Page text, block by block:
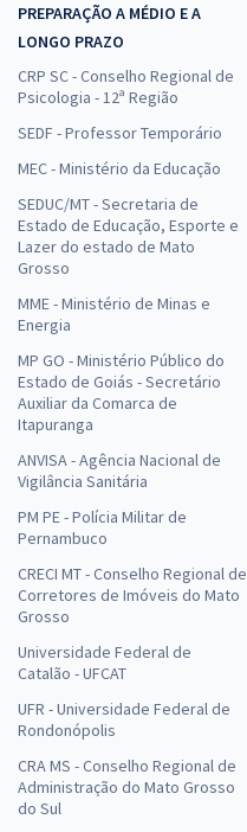
PREPARAÇÃO A MÉDIO E A
LONGO PRAZO
CRP SC - Conselho Regional de
Psicologia - 12ª Região
SEDF - Professor Temporário
MEC - Ministério da Educação
SEDUC/MT - Secretaria de
Estado de Educação, Esporte e
Lazer do estado de Mato
Grosso
MME - Ministério de Minas e
Energia
MP GO - Ministério Público do
Estado de Goiás - Secretário
Auxiliar da Comarca de
Itapuranga
ANVISA - Agência Nacional de
Vigilância Sanitária
PM PE - Polícia Militar de
Pernambuco
CRECI MT - Conselho Regional de
Corretores de Imóveis do Mato
Grosso
Universidade Federal de
Catalão - UFCAT
UFR - Universidade Federal de
Rondonópolis
CRA MS - Conselho Regional de
Administração do Mato Grosso
do Sul